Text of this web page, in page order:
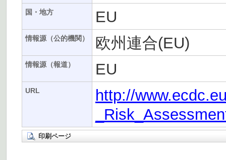
国・地方 EU
情報源（公的機関） 欧州連合(EU)
情報源（報道） EU
URL
http://
印刷ページ